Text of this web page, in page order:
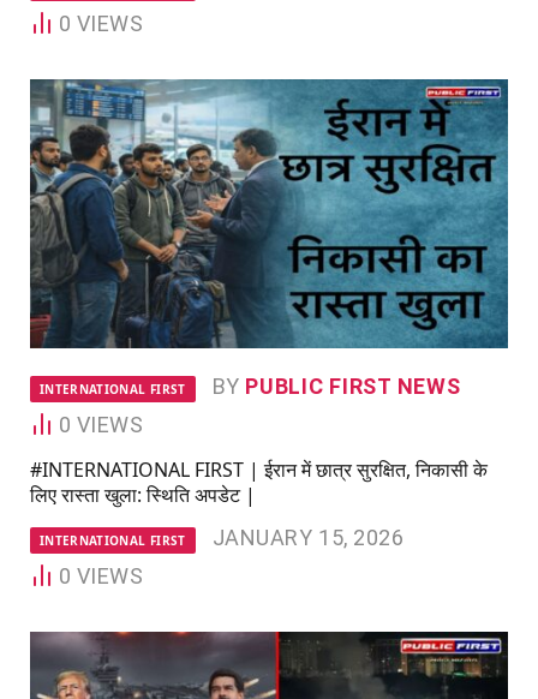
0 VIEWS
INTERNATIONAL FIRST BY PUBLIC FIRST NEWS
0 VIEWS
#INTERNATIONAL FIRST | ईरान में छात्र सुरक्षित, निकासी के
लिए रास्ता खुला: स्थिति अपडेट |
INTERNATIONAL FIRST
JANUARY 15, 2026
0 VIEWS